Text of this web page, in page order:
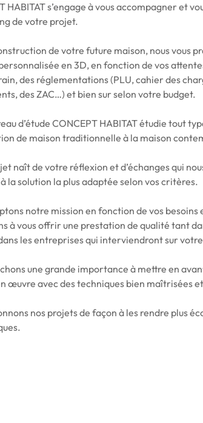
HABITAT s’engage à vous accompagner et
de votre projet.
de votre future maison, nous vous
en 3D, en fonction de vos
des réglementations (PLU, cahier des
des ZAC…) et bien sur selon votre budget.
d’étude CONCEPT HABITAT étudie tout
de maison traditionnelle à la maison
naît de votre réflexion et d’échanges qui
la solution la plus adaptée selon vos critères.
notre mission en fonction de vos besoins
à vous offrir une prestation de qualité tant
les entreprises qui interviendront sur
une grande importance à mettre en
œuvre avec des techniques bien maîtrisées
nos projets de façon à les rendre plus